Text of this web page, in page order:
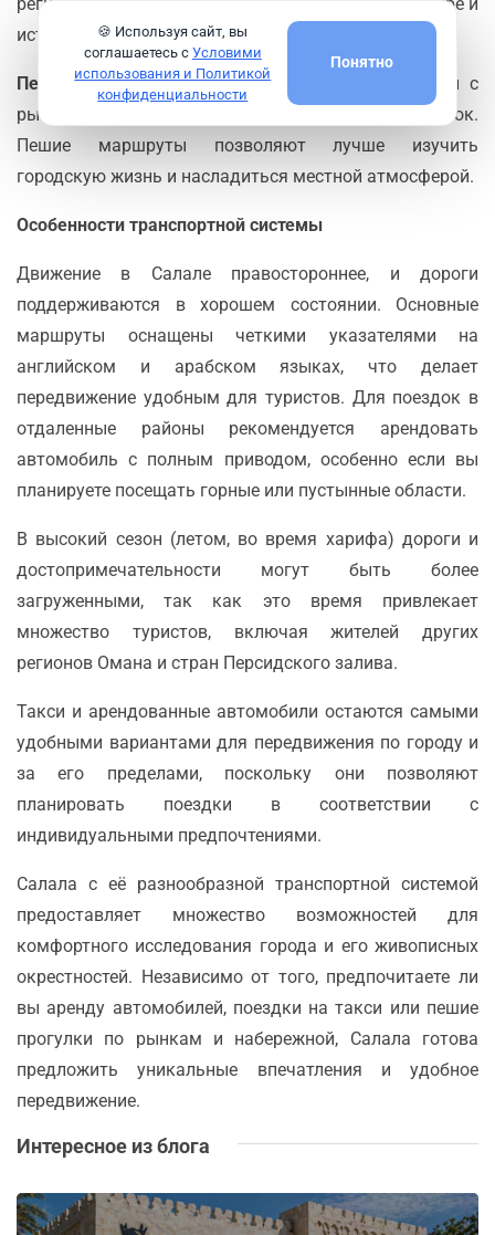
истории от гида.
Пешие прогулки: Центр Салалы, особенно районы с
рынками и набережная, удобны для пеших прогулок.
Пешие маршруты позволяют лучше изучить
городскую жизнь и насладиться местной атмосферой.
Особенности транспортной системы
Движение в Салале правостороннее, и дороги
поддерживаются в хорошем состоянии. Основные
маршруты оснащены четкими указателями на
английском и арабском языках, что делает
передвижение удобным для туристов. Для поездок в
отдаленные районы рекомендуется арендовать
автомобиль с полным приводом, особенно если вы
планируете посещать горные или пустынные области.
В высокий сезон (летом, во время харифа) дороги и
достопримечательности могут быть более
загруженными, так как это время привлекает
множество туристов, включая жителей других
регионов Омана и стран Персидского залива.
Такси и арендованные автомобили остаются самыми
удобными вариантами для передвижения по городу и
за его пределами, поскольку они позволяют
планировать поездки в соответствии с
индивидуальными предпочтениями.
Салала с её разнообразной транспортной системой
предоставляет множество возможностей для
комфортного исследования города и его живописных
окрестностей. Независимо от того, предпочитаете ли
вы аренду автомобилей, поездки на такси или пешие
прогулки по рынкам и набережной, Салала готова
предложить уникальные впечатления и удобное
передвижение.
Интересное из блога
🍪 Используя сайт, вы
соглашаетесь с Условими
использования и Политикой
конфиденциальности
Понятно